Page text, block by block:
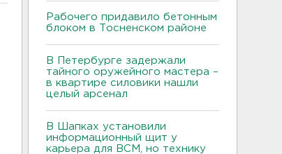
Рабочего придавило бетонным
блоком в Тосненском районе
В Петербурге задержали
тайного оружейного мастера –
в квартире силовики нашли
целый арсенал
В Шапках установили
информационный щит у
карьера для ВСМ, но технику